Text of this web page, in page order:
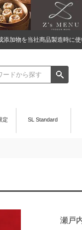
加物を当社商品製造時に使
定 SL Standard
瀬戸